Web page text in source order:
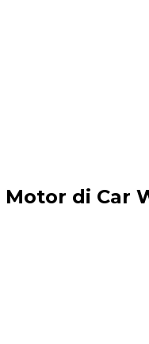
di Car